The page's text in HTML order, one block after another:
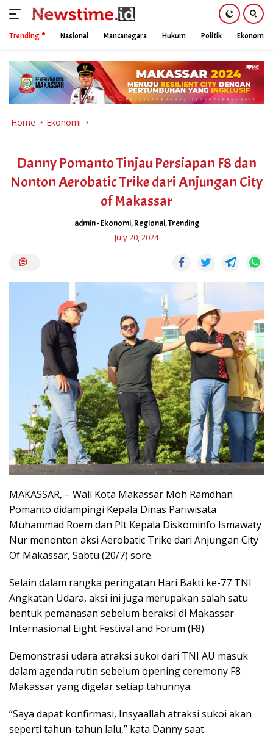
content
Trending Nasional Mancanegara Hukum Politik Ekonomi
Home Ekonomi
Danny Pomanto Tinjau Persiapan F8 dan
Nonton Aerobatic Trike dari Anjungan City
of Makassar
admin-Ekonomi,Regional,Trending
July 20, 2024
MAKASSAR, – Wali Kota Makassar Moh Ramdhan
Pomanto didampingi Kepala Dinas Pariwisata
Muhammad Roem dan Plt Kepala Diskominfo Ismawaty
Nur menonton aksi Aerobatic Trike dari Anjungan City
Of Makassar, Sabtu (20/7) sore.
Selain dalam rangka peringatan Hari Bakti ke-77 TNI
Angkatan Udara, aksi ini juga merupakan salah satu
bentuk pemanasan sebelum beraksi di Makassar
Internasional Eight Festival and Forum (F8).
Demonstrasi udara atraksi sukoi dari TNI AU masuk
dalam agenda rutin sebelum opening ceremony F8
Makassar yang digelar setiap tahunnya.
“Saya dapat konfirmasi, Insyaallah atraksi sukoi akan
seperti tahun-tahun lalu,” kata Danny saat